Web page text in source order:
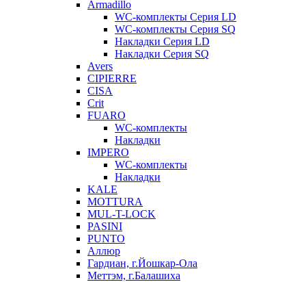
Armadillo
WC-комплекты Серия LD
WC-комплекты Серия SQ
Накладки Серия LD
Накладки Серия SQ
Avers
CIPIERRE
CISA
Crit
FUARO
WC-комплекты
Накладки
IMPERO
WC-комплекты
Накладки
KALE
MOTTURA
MUL-T-LOCK
PASINI
PUNTO
Аллюр
Гардиан, г.Йошкар-Ола
Меттэм, г.Балашиха